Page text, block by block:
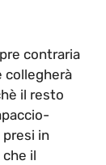
contraria
collegherà
il resto
presi in
il